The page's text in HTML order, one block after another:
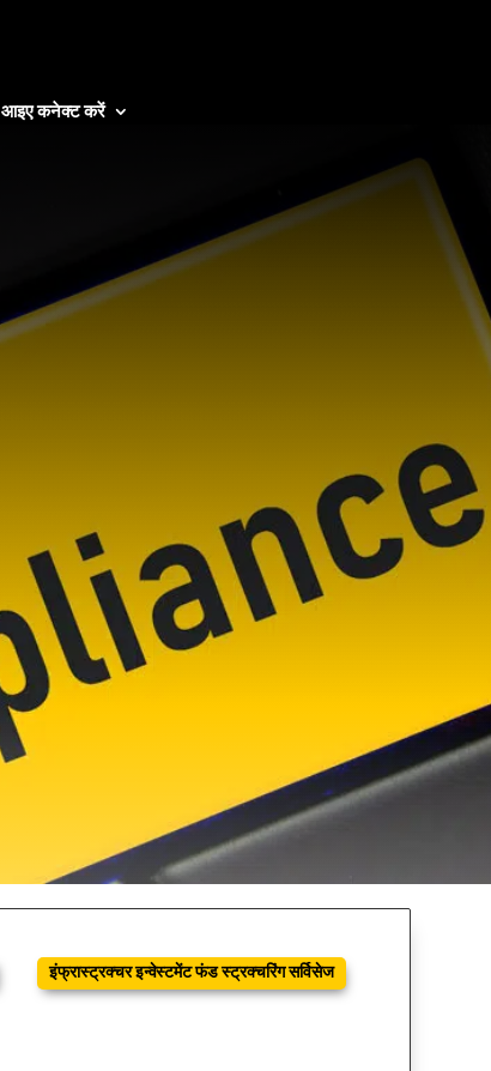
आइए कनेक्ट करें
इंफ्रास्ट्रक्चर इन्वेस्टमेंट फंड स्ट्रक्चरिंग सर्विसेज